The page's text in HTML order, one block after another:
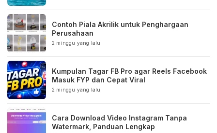
Contoh Piala Akrilik untuk Penghargaan
Perusahaan
2 minggu yang lalu
Kumpulan Tagar FB Pro agar Reels Facebook
Masuk FYP dan Cepat Viral
2 minggu yang lalu
Cara Download Video Instagram Tanpa
Watermark, Panduan Lengkap